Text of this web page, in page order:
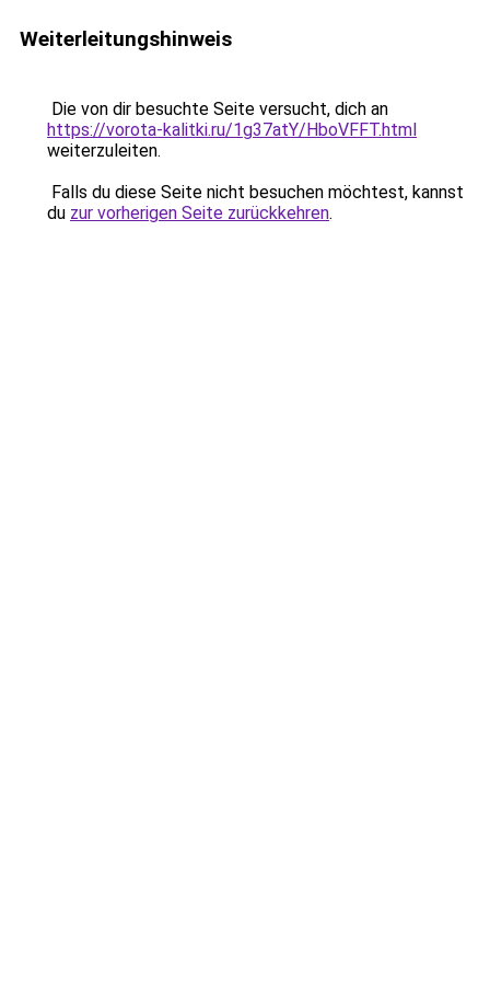
Weiterleitungshinweis
Die von dir besuchte Seite versucht, dich an
https://vorota-kalitki.ru/1g37atY/HboVFFT.html
weiterzuleiten.
Falls du diese Seite nicht besuchen möchtest, kannst
du zur vorherigen Seite zurückkehren.